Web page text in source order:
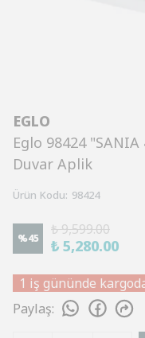
EGLO
Eglo 98424
Duvar Aplik
Ürün Kodu: 98424
%45
₺ 9,599.00
₺ 5,280.00
1 iş gününde
Paylaş: